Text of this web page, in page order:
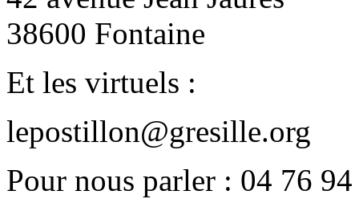
38600 Fontaine
Et les virtuels :
lepostillon@gresille.org
Pour nous parler : 04 76